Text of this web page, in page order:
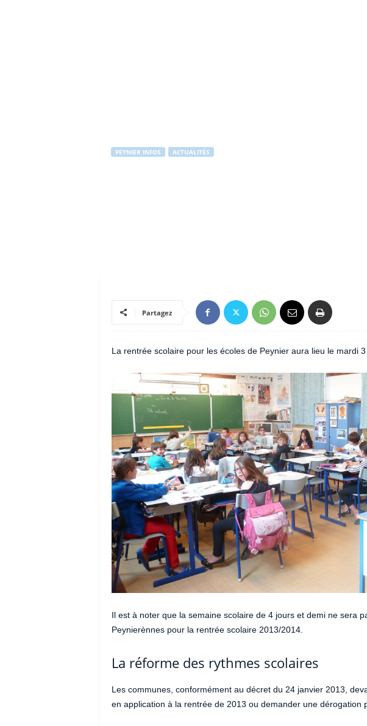
PEYNIER INFOS ACTUALITÉS
Partagez
La rentrée scolaire pour les écoles de Peynier aura lieu le mardi
Il est à noter que la semaine scolaire de 4 jours et demi ne sera
Peynierènnes pour la rentrée scolaire 2013/2014.
La réforme des rythmes scolaires
Les communes, conformément au décret du 24 janvier 2013,
en application à la rentrée de 2013 ou demander une dérogation